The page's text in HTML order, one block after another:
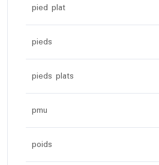
pied plat
pieds
pieds plats
pmu
poids